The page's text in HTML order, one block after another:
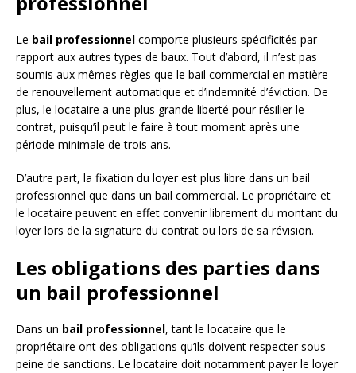
Le bail professionnel comporte plusieurs spécificités par
rapport aux autres types de baux. Tout d’abord, il n’est pas
soumis aux mêmes règles que le bail commercial en matière
de renouvellement automatique et d’indemnité d’éviction. De
plus, le locataire a une plus grande liberté pour résilier le
contrat, puisqu’il peut le faire à tout moment après une
période minimale de trois ans.
D’autre part, la fixation du loyer est plus libre dans un bail
professionnel que dans un bail commercial. Le propriétaire et
le locataire peuvent en effet convenir librement du montant du
loyer lors de la signature du contrat ou lors de sa révision.
Les obligations des parties dans
un bail professionnel
Dans un bail professionnel, tant le locataire que le
propriétaire ont des obligations qu’ils doivent respecter sous
peine de sanctions. Le locataire doit notamment payer le loyer